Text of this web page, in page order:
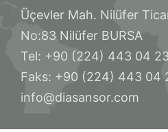
Üçevler Mah. Nilüfer
No:83 Nilüfer BURSA
Tel: +90 (224) 443 04
Faks: +90 (224) 443 04
info@diasansor.com